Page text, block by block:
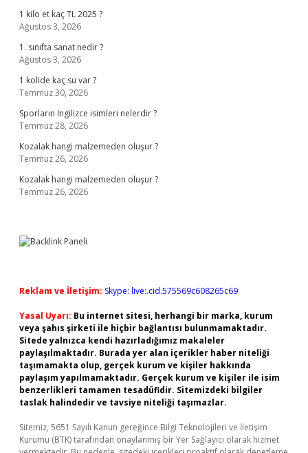
1 kilo et kaç TL 2025 ?
Ağustos 3, 2026
1. sınıfta sanat nedir ?
Ağustos 3, 2026
1 kolide kaç su var ?
Temmuz 30, 2026
Sporların İngilizce isimleri nelerdir ?
Temmuz 28, 2026
Kozalak hangi malzemeden oluşur ?
Temmuz 26, 2026
Kozalak hangi malzemeden oluşur ?
Temmuz 26, 2026
Reklam ve İletişim: Skype: live:.cid.575569c608265c69
Yasal Uyarı: Bu internet sitesi, herhangi bir marka, kurum
veya şahıs şirketi ile hiçbir bağlantısı bulunmamaktadır.
Sitede yalnızca kendi hazırladığımız makaleler
paylaşılmaktadır. Burada yer alan içerikler haber niteliği
taşımamakta olup, gerçek kurum ve kişiler hakkında
paylaşım yapılmamaktadır. Gerçek kurum ve kişiler ile isim
benzerlikleri tamamen tesadüfidir. Sitemizdeki bilgiler
taslak halindedir ve tavsiye niteliği taşımazlar.
Sitemiz, 5651 Sayılı Kanun gereğince Bilgi Teknolojileri ve İletişim
Kurumu (BTK) tarafından onaylanmış bir Yer Sağlayıcı olarak hizmet